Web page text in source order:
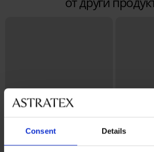
Consent Details